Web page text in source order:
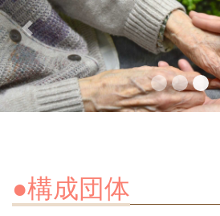
Previous
●構成団体